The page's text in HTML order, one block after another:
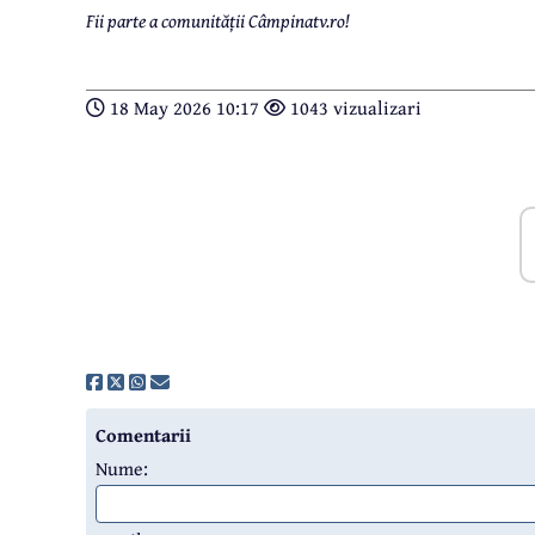
Fii parte a comunității Câmpinatv.ro!
18 May 2026 10:17 1043 vizualizari
Comentarii
Nume: